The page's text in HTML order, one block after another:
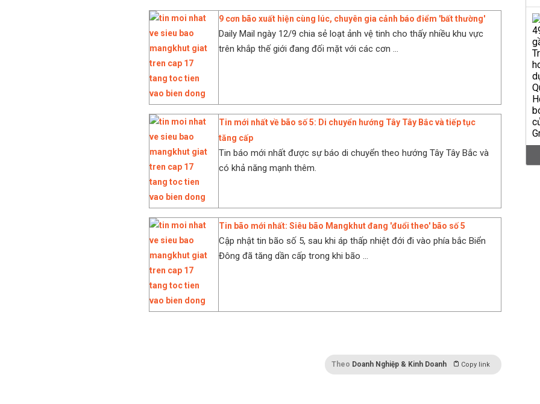
9 cơn bão xuất hiện cùng lúc, chuyên gia cảnh báo điểm 'bất thường'
Daily Mail ngày 12/9 chia sẻ loạt ảnh vệ tinh cho thấy nhiều khu vực
trên khắp thế giới đang đối mặt với các cơn ...
Tin mới nhất về bão số 5: Di chuyển hướng Tây Tây Bắc và tiếp tục
tăng cấp
Tin báo mới nhất được sự báo di chuyển theo hướng Tây Tây Bắc và
có khả năng mạnh thêm.
Tin bão mới nhất: Siêu bão Mangkhut đang 'đuổi theo' bão số 5
Cập nhật tin bão số 5, sau khi áp thấp nhiệt đới đi vào phía bắc Biển
Đông đã tăng dần cấp trong khi bão ...
Theo Doanh Nghiệp & Kinh Doanh Copy link